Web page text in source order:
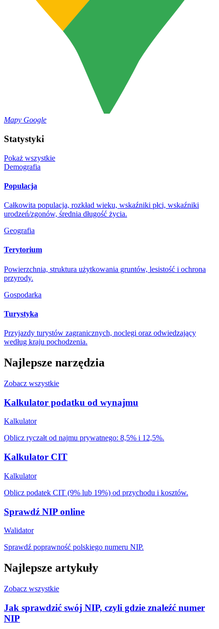
Mapy Google
Statystyki
Pokaż wszystkie
Demografia
Populacja
Całkowita populacja, rozkład wieku, wskaźniki płci, wskaźniki
urodzeń/zgonów, średnia długość życia.
Geografia
Terytorium
Powierzchnia, struktura użytkowania gruntów, lesistość i ochrona
przyrody.
Gospodarka
Turystyka
Przyjazdy turystów zagranicznych, noclegi oraz odwiedzający
według kraju pochodzenia.
Najlepsze narzędzia
Zobacz wszystkie
Kalkulator podatku od wynajmu
Kalkulator
Oblicz ryczałt od najmu prywatnego: 8,5% i 12,5%.
Kalkulator CIT
Kalkulator
Oblicz podatek CIT (9% lub 19%) od przychodu i kosztów.
Sprawdź NIP online
Walidator
Sprawdź poprawność polskiego numeru NIP.
Najlepsze artykuły
Zobacz wszystkie
Jak sprawdzić swój NIP, czyli gdzie znaleźć numer
NIP